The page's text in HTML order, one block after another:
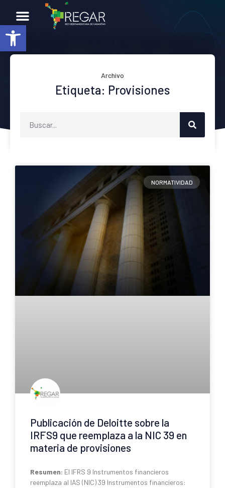
Abrir barra de herramientas
Archivo
Etiqueta: Provisiones
NORMATIVIDAD
Publicación de Deloitte sobre la
IRFS9 que reemplaza a la NIC 39 en
materia de provisiones
Resumen: El IFRS 9 Instrumentos financieros
reemplaza al IAS (NIC) 39 Instrumentos financieros: